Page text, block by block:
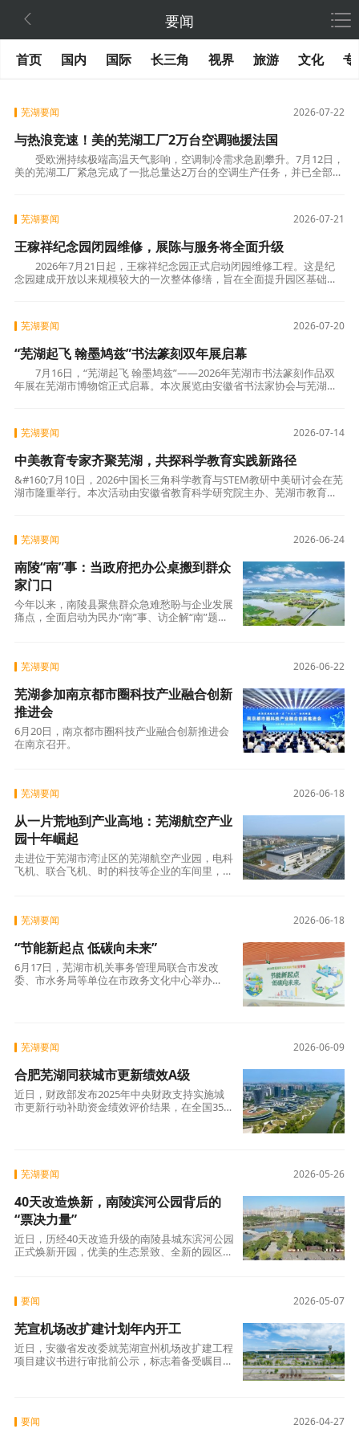
 要闻
首页 国内 国际 长三角 视界 旅游 文化 专
2026-07-22
芜湖要闻
与热浪竞速！美的芜湖工厂2万台空调驰援法国
受欧洲持续极端高温天气影响，空调制冷需求急剧攀升。7月12日，
美的芜湖工厂紧急完成了一批总量达2万台的空调生产任务，并已全部装
2026-07-21
芜湖要闻
王稼祥纪念园闭园维修，展陈与服务将全面升级
2026年7月21日起，王稼祥纪念园正式启动闭园维修工程。这是纪
念园建成开放以来规模较大的一次整体修缮，旨在全面提升园区基础设
2026-07-20
芜湖要闻
“芜湖起飞 翰墨鸠兹”书法篆刻双年展启幕
7月16日，“芜湖起飞 翰墨鸠兹”——2026年芜湖市书法篆刻作品双
年展在芜湖市博物馆正式启幕。本次展览由安徽省书法家协会与芜湖市
2026-07-14
芜湖要闻
中美教育专家齐聚芜湖，共探科学教育实践新路径
&#160;7月10日，2026中国长三角科学教育与STEM教研中美研讨会在芜
湖市隆重举行。本次活动由安徽省教育科学研究院主办、芜湖市教育局
2026-06-24
芜湖要闻
南陵“南”事：当政府把办公桌搬到群众
家门口
今年以来，南陵县聚焦群众急难愁盼与企业发展
痛点，全面启动为民办“南”事、访企解“南”题专
2026-06-22
芜湖要闻
芜湖参加南京都市圈科技产业融合创新
推进会
6月20日，南京都市圈科技产业融合创新推进会
在南京召开。
2026-06-18
芜湖要闻
从一片荒地到产业高地：芜湖航空产业
园十年崛起
走进位于芜湖市湾沚区的芜湖航空产业园，电科
飞机、联合飞机、时的科技等企业的车间里，各
2026-06-18
芜湖要闻
“节能新起点 低碳向未来”
6月17日，芜湖市机关事务管理局联合市发改
委、市水务局等单位在市政务文化中心举办
2026-06-09
芜湖要闻
合肥芜湖同获城市更新绩效A级
近日，财政部发布2025年中央财政支持实施城
市更新行动补助资金绩效评价结果，在全国35个
2026-05-26
芜湖要闻
40天改造焕新，南陵滨河公园背后的
“票决力量”
近日，历经40天改造升级的南陵县城东滨河公园
正式焕新开园，优美的生态景致、全新的园区风
2026-05-07
要闻
芜宣机场改扩建计划年内开工
近日，安徽省发改委就芜湖宣州机场改扩建工程
项目建议书进行审批前公示，标志着备受瞩目的
2026-04-27
要闻